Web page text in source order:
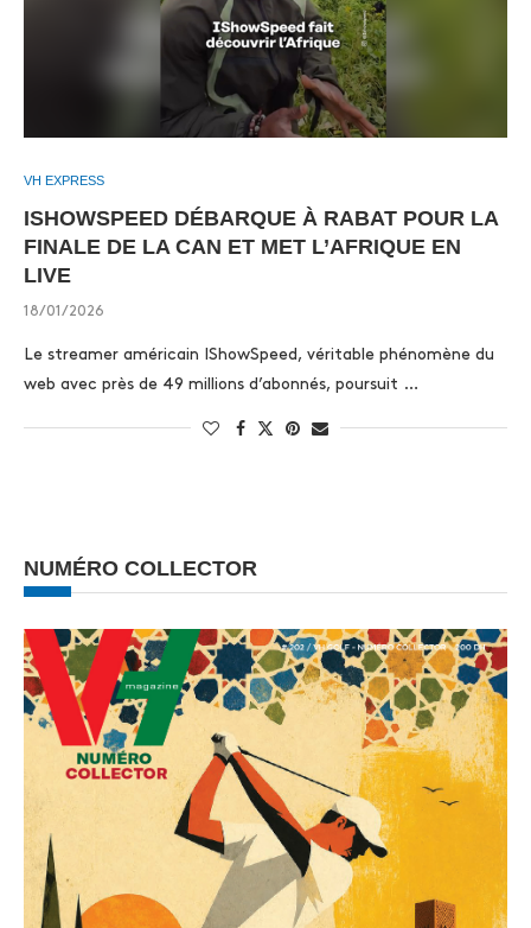
VH EXPRESS
ISHOWSPEED DÉBARQUE À RABAT POUR LA
FINALE DE LA CAN ET MET L’AFRIQUE EN
LIVE
18/01/2026
Le streamer américain IShowSpeed, véritable phénomène du
web avec près de 49 millions d’abonnés, poursuit …
NUMÉRO COLLECTOR